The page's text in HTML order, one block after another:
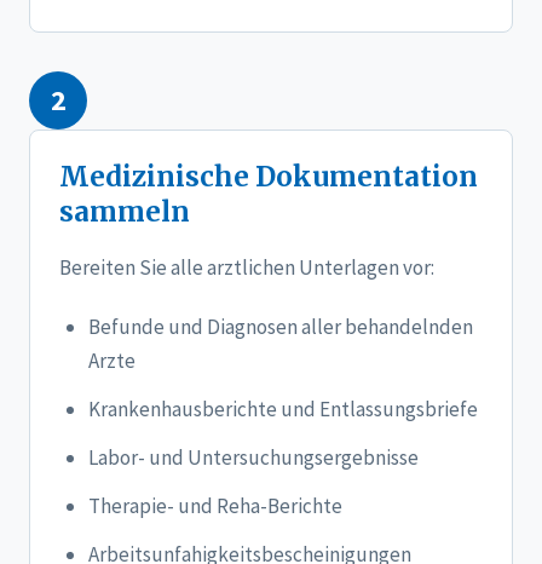
2
Medizinische Dokumentation
sammeln
Bereiten Sie alle arztlichen Unterlagen vor:
Befunde und Diagnosen aller behandelnden
Arzte
Krankenhausberichte und Entlassungsbriefe
Labor- und Untersuchungsergebnisse
Therapie- und Reha-Berichte
Arbeitsunfahigkeitsbescheinigungen